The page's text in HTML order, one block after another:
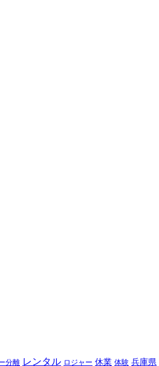
分離 レンタル ロジャー 休業 体験 兵庫県